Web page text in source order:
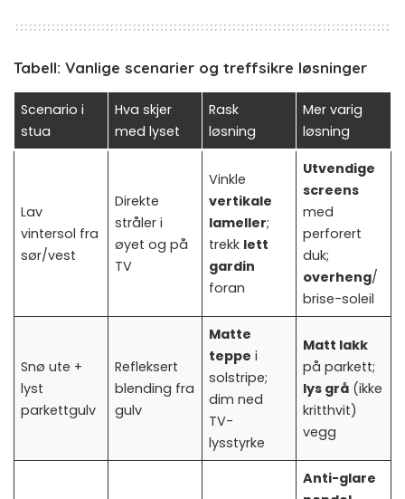
Tabell: Vanlige scenarier og treffsikre løsninger
Scenario i
stua
Hva skjer
med lyset
Rask
løsning
Mer varig
løsning
Lav
vintersol fra
sør/vest
Direkte
stråler i
øyet og på
TV
Vinkle
vertikale
lameller;
trekk lett
gardin
foran
Utvendige
screens
med
perforert
duk;
overheng/
brise-soleil
Snø ute +
lyst
parkettgulv
Refleksert
blending fra
gulv
Matte
teppe i
solstripe;
dim ned
TV-
lysstyrke
Matt lakk
på parkett;
lys grå (ikke
kritthvit)
vegg
Anti-glare